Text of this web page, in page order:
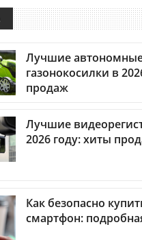
Лучшие
газонокосилки в
продаж
Лучшие
2026 году: хиты
Как безопасно
смартфон: